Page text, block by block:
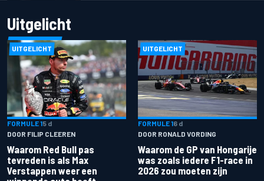
Uitgelicht
UITGELICHT
FORMULE 15 d
DOOR FILIP CLEEREN
Waarom Red Bull pas
tevreden is als Max
Verstappen weer een
UITGELICHT
FORMULE 16 d
DOOR RONALD VORDING
Waarom de GP van Hongarije
was zoals iedere F1-race in
2026 zou moeten zijn